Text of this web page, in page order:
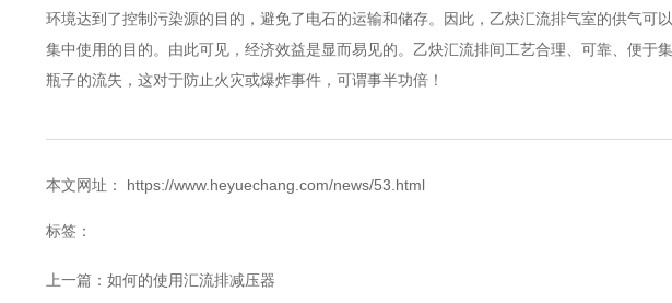
环境达到了控制污染源的目的，避免了电石的运输和储存。因此，乙炔汇流排气室的供气可
集中使用的目的。由此可见，经济效益是显而易见的。乙炔汇流排间工艺合理、可靠、便于
瓶子的流失，这对于防止火灾或爆炸事件，可谓事半功倍！
本文网址： https://www.heyuechang.com/news/53.html
标签：
上一篇： 如何的使用汇流排减压器